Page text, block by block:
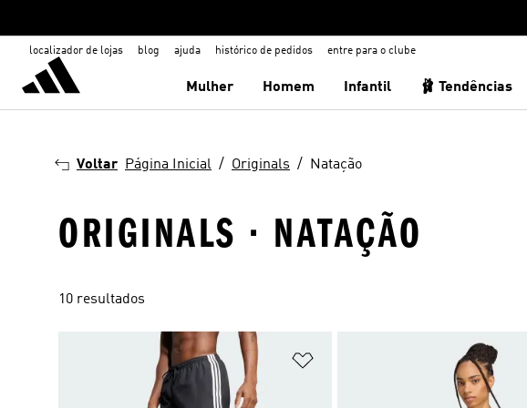
localizador de lojas blog ajuda histórico de pedidos entre para o clube
Mulher Homem Infantil 🩰 Tendências
Voltar Página Inicial Originals Natação
ORIGINALS · NATAÇÃO
10 resultados
Adicionar à Lista de Desejos